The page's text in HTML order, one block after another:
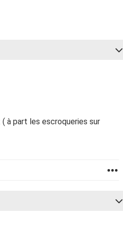
à part les escroqueries sur